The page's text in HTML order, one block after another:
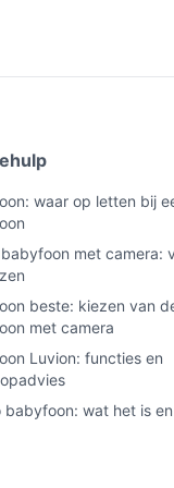
in waar op letten bij
met camera:
beste: kiezen van
met camera
Luvion: functies en
babyfoon: wat het is